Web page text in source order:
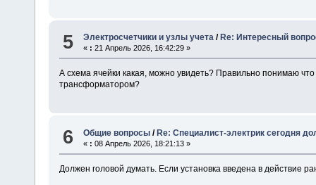
5 Электросчетчики и узлы учета / Re: Интересный
« : 21 Апрель 2026, 16:42:29 »
А схема ячейки какая, можно увидеть? Правильно понимаю
трансформатором?
6 Общие вопросы /Re: Специалист-электрик сегодня
« : 08 Апрель 2026, 18:21:13 »
Должен головой думать. Если установка введена в действие